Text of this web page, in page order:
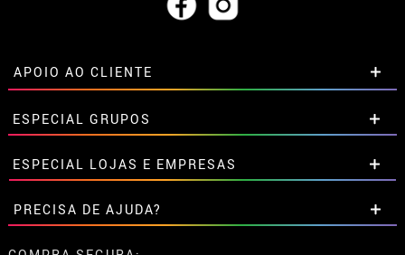
APOIO AO CLIENTE
• Sobre nós
• Condições de venda
• Aviso legal ePrivacidade
• Atendimento ao cliente
• Utilização de cookies
•Configuração de cookies
ESPECIAL GRUPOS
Descontos especiais para grupos.
Entre em contato connosco aqui
ESPECIAL LOJAS E EMPRESAS
Descontos especiais para grupos.
Entre em contato connosco aqui
PRECISA DE AJUDA?